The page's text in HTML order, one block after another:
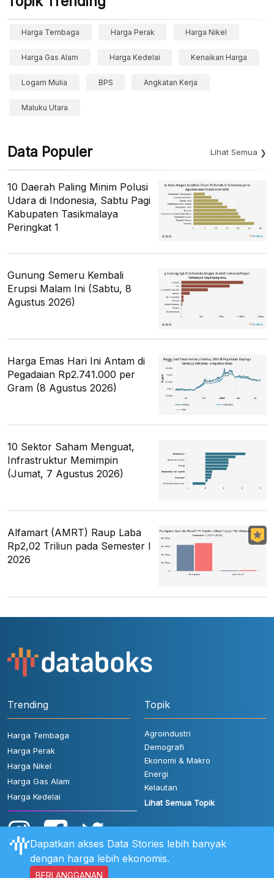
Harga Tembaga Harga Perak Harga Nikel
Harga Gas Alam Harga Kedelai Kenaikan Harga
Logam Mulia BPS Angkatan Kerja
Maluku Utara
Data Populer Lihat Semua
10 Daerah Paling Minim Polusi
Udara di Indonesia, Sabtu Pagi
Kabupaten Tasikmalaya
Peringkat 1
Gunung Semeru Kembali
Erupsi Malam Ini (Sabtu, 8
Agustus 2026)
Harga Emas Hari Ini Antam di
Pegadaian Rp2.741.000 per
Gram (8 Agustus 2026)
10 Sektor Saham Menguat,
Infrastruktur Memimpin
(Jumat, 7 Agustus 2026)
Alfamart (AMRT) Raup Laba
Rp2,02 Triliun pada Semester I
2026
Trending
Harga Tembaga
Harga Perak
Harga Nikel
Harga Gas Alam
Harga Kedelai
Topik
Agroindustri
Demografi
Ekonomi & Makro
Energi
Kelautan
Lihat Semua Topik
Dapatkan akses Data Stories lebih banyak
dengan harga lebih ekonomis.
BERLANGGANAN